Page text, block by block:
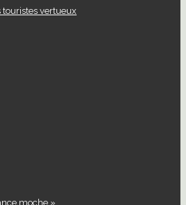
vertueux
moche »